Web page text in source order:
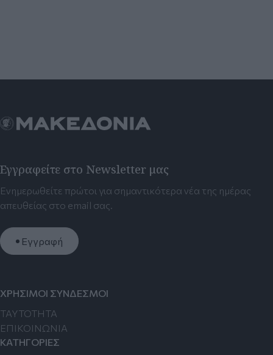
Εγγραφείτε στο Newsletter μας
Ενημερωθείτε πρώτοι για σημαντικότερα νέα της ημέρας
απευθείας στο email σας.
Εγγραφή
ΧΡΗΣΙΜΟΙ ΣΥΝΔΕΣΜΟΙ
TAYTOTHTA
ΕΠΙΚΟΙΝΩΝΙΑ
ΚΑΤΗΓΟΡΙΕΣ